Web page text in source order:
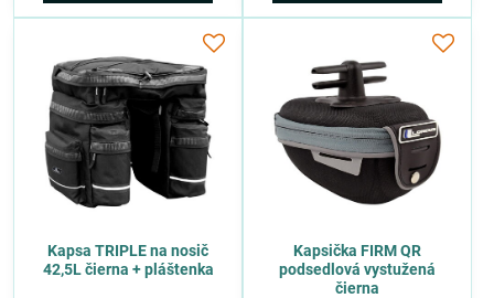
Kapsa TRIPLE na nosič
42,5L čierna + pláštenka
Kapsička FIRM QR
podsedlová vystužená
čierna